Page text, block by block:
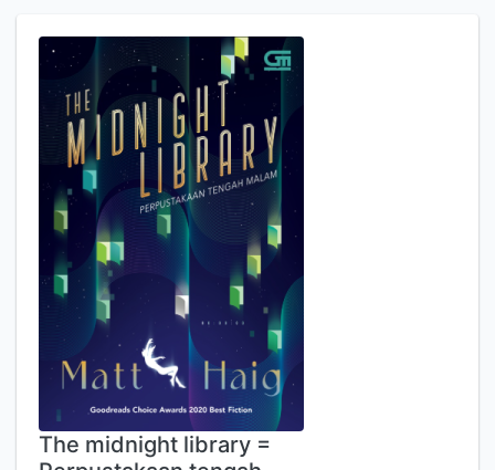
The midnight library =